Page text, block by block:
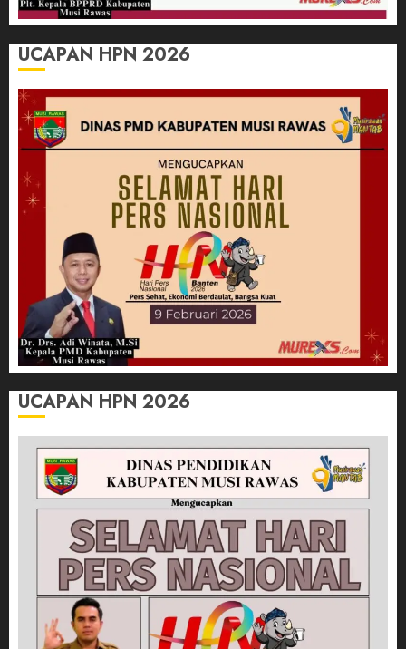
UCAPAN HPN 2026
UCAPAN HPN 2026